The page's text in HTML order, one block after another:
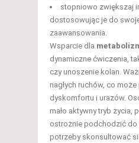
stopniowo zwiększaj
dostosowując je do
zaawansowania.
Wsparcie dla
dynamiczne ćwiczenia,
czy unoszenie kolan.
nagłych ruchów, co
dyskomfortu i urazów.
mało aktywny tryb życia,
ostrożnie podchodzić do
potrzeby skonsultować